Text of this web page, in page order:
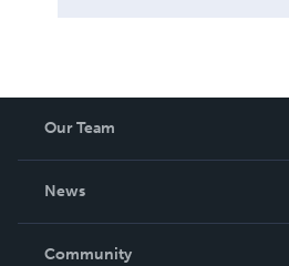
Our Team
News
In The News
Community